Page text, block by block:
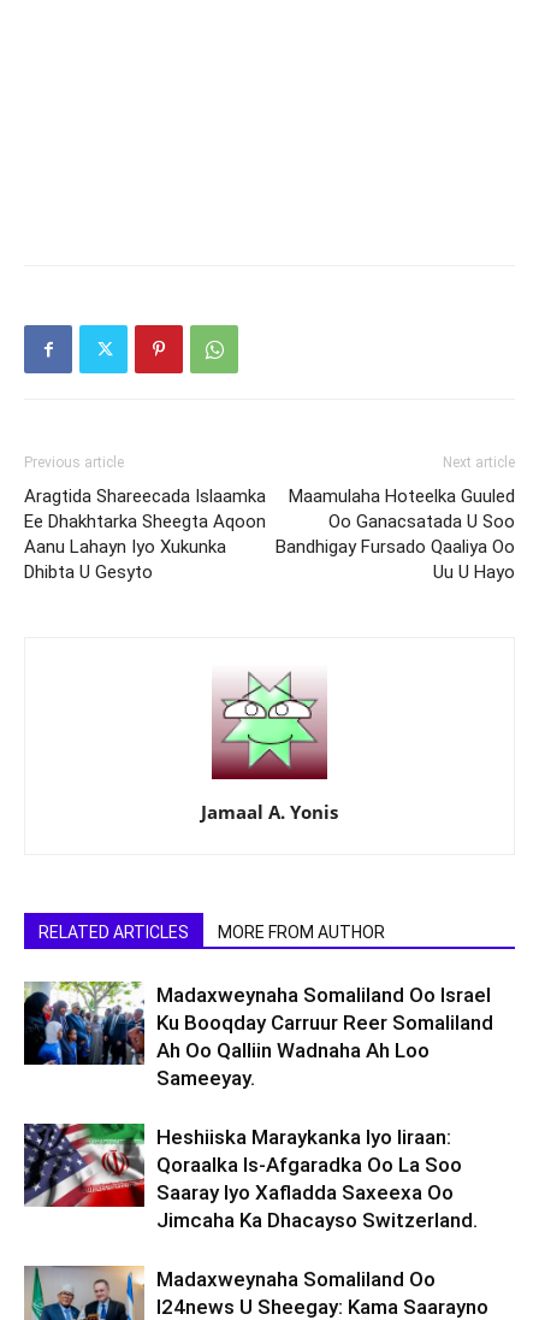
Previous article
Aragtida Shareecada Islaamka
Ee Dhakhtarka Sheegta Aqoon
Aanu Lahayn Iyo Xukunka
Dhibta U Gesyto
Next article
Maamulaha Hoteelka Guuled
Oo Ganacsatada U Soo
Bandhigay Fursado Qaaliya Oo
Uu U Hayo
Jamaal A. Yonis
RELATED ARTICLES MORE FROM AUTHOR
Madaxweynaha Somaliland Oo Israel
Ku Booqday Carruur Reer Somaliland
Ah Oo Qalliin Wadnaha Ah Loo
Sameeyay.
Heshiiska Maraykanka Iyo Iiraan:
Qoraalka Is-Afgaradka Oo La Soo
Saaray Iyo Xafladda Saxeexa Oo
Jimcaha Ka Dhacayso Switzerland.
Madaxweynaha Somaliland Oo
I24news U Sheegay: Kama Saarayno